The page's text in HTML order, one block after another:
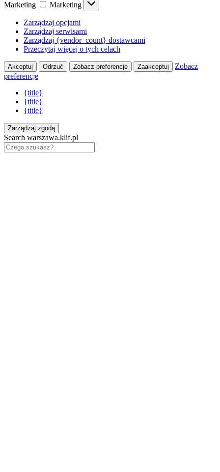
Marketing
Marketing
Zarządzaj opcjami
Zarządzaj serwisami
Zarządzaj {vendor_count} dostawcami
Przeczytaj więcej o tych celach
Akceptuj Odrzuć Zobacz preferencje Zaakceptuj
Zobacz
preferencje
{title}
{title}
{title}
Zarządzaj zgodą
Search warszawa.klif.pl